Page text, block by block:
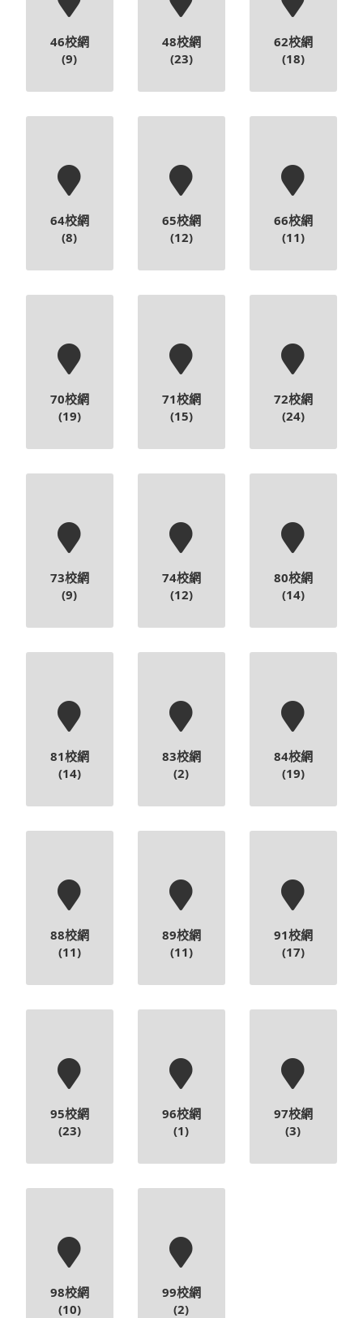
46校網
(9)
48校網
(23)
62校網
(18)
64校網
(8)
65校網
(12)
66校網
(11)
70校網
(19)
71校網
(15)
72校網
(24)
73校網
(9)
74校網
(12)
80校網
(14)
81校網
(14)
83校網
(2)
84校網
(19)
88校網
(11)
89校網
(11)
91校網
(17)
95校網
(23)
96校網
(1)
97校網
(3)
98校網
(10)
99校網
(2)